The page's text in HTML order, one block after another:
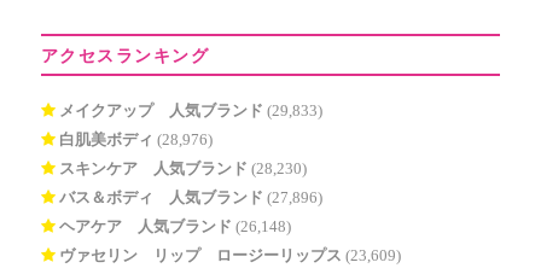
アクセスランキング
メイクアップ 人気ブランド (29,833)
白肌美ボディ (28,976)
スキンケア 人気ブランド (28,230)
バス＆ボディ 人気ブランド (27,896)
ヘアケア 人気ブランド (26,148)
ヴァセリン リップ ロージーリップス (23,609)